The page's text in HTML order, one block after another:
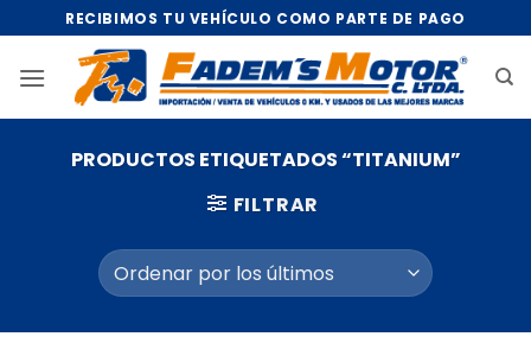
al
contenido
RECIBIMOS TU VEHÍCULO COMO PARTE DE PAGO
PRODUCTOS ETIQUETADOS “TITANIUM”
FILTRAR